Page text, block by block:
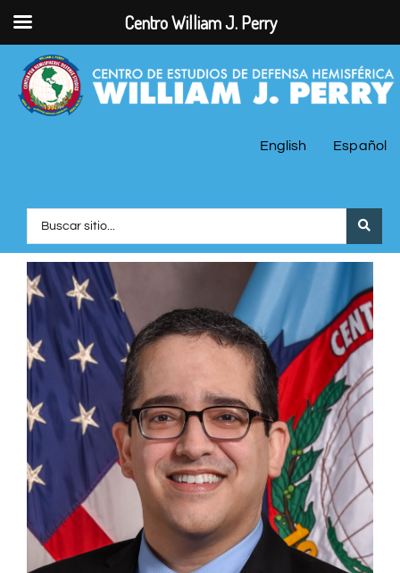
English Español
Centro William J. Perry